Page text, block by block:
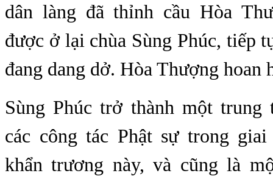
dân làng đã thỉnh cầu Hòa
được ở lại chùa Sùng Phúc, tiếp
đang dang dở. Hòa Thượng hoan
Sùng Phúc trở thành một trung
các công tác Phật sự trong
khẩn trương này, và cũng là